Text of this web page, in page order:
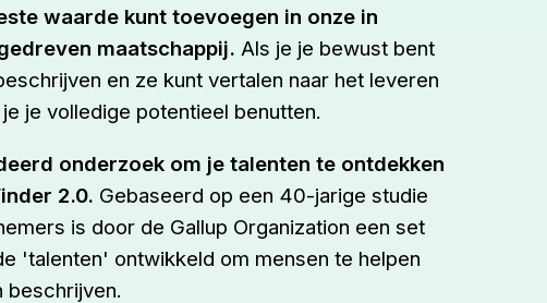
waarde kunt toevoegen in onze in
maatschappij. Als je je bewust bent
en ze kunt vertalen naar het leveren
je volledige potentieel benutten.
onderzoek om je talenten te ontdekken
2.0. Gebaseerd op een 40-jarige studie
is door de Gallup Organization een set
'talenten' ontwikkeld om mensen te helpen
beschrijven.